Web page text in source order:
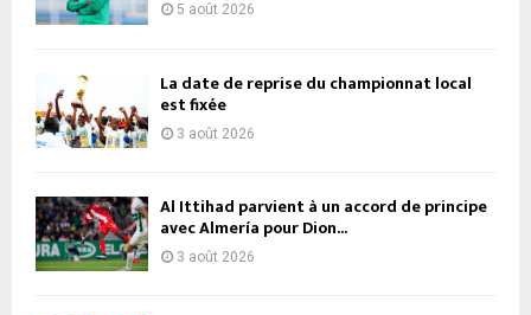
5 août 2026
La date de reprise du championnat local
est fixée
3 août 2026
Al Ittihad parvient à un accord de principe
avec Almería pour Dion...
3 août 2026